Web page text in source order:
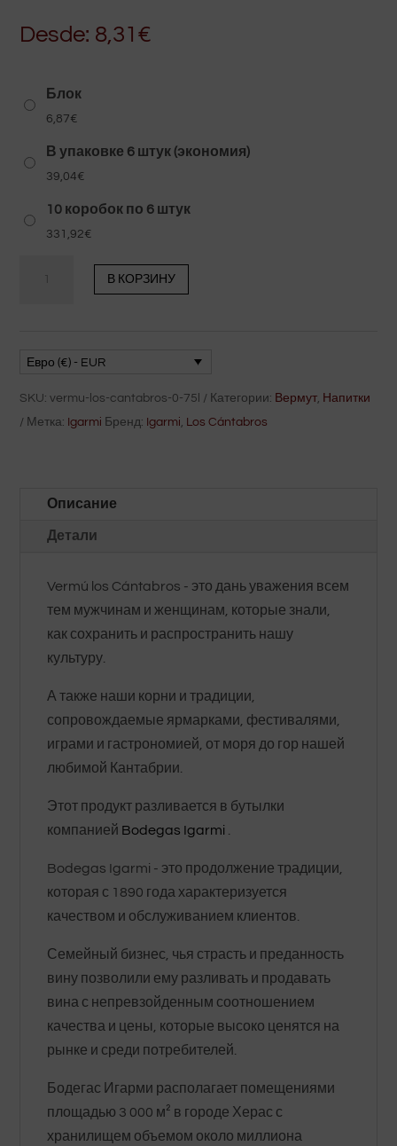
Desde: 8,31 €
Блок
6,87€
В упаковке 6 штук (экономия)
39,04€
10 коробок по 6 штук
331,92€
Количество
Cántabros
В КОРЗИНУ
Евро (€) - EUR
SKU:vermu-los-cantabros-0-75l Категории: Вермут, Напитки
Метка: Igarmi Бренд: Igarmi, Los Cántabros
Описание
Детали
Vermú los Cántabros - это дань уважения всем
тем мужчинам и женщинам, которые знали,
как сохранить и распространить нашу
культуру.
А также наши корни и традиции,
сопровождаемые ярмарками, фестивалями,
играми и гастрономией, от моря до гор нашей
любимой Кантабрии.
Этот продукт разливается в бутылки
компанией Bodegas Igarmi
Bodegas Igarmi - это продолжение традиции,
которая с 1890 года характеризуется
качеством и обслуживанием клиентов.
Семейный бизнес, чья страсть и преданность
вину позволили ему разливать и продавать
вина с непревзойденным соотношением
качества и цены, которые высоко ценятся на
рынке и среди потребителей.
Бодегас Игарми располагает помещениями
площадью 3 000 м² в городе Херас с
хранилищем объемом около миллиона